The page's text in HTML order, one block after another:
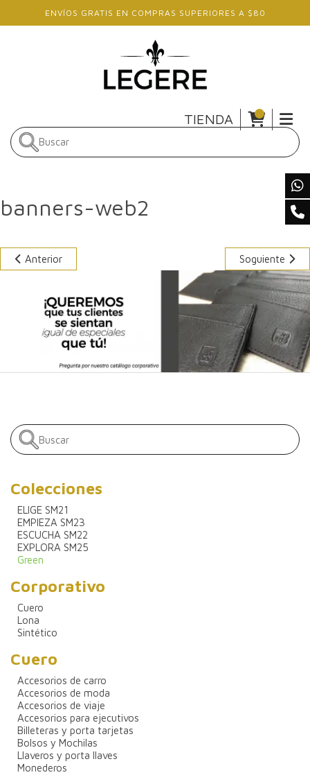
Skip to main content
ENVÍOS GRATIS EN COMPRAS SUPERIORES A $80
TIENDA
banners-web2
Anterior Soguiente
Colecciones
ELIGE SM21
EMPIEZA SM23
ESCUCHA SM22
EXPLORA SM25
Green
Corporativo
Cuero
Lona
Sintético
Cuero
Accesorios de carro
Accesorios de moda
Accesorios de viaje
Accesorios para ejecutivos
Billeteras y porta tarjetas
Bolsos y Mochilas
Llaveros y porta llaves
Monederos